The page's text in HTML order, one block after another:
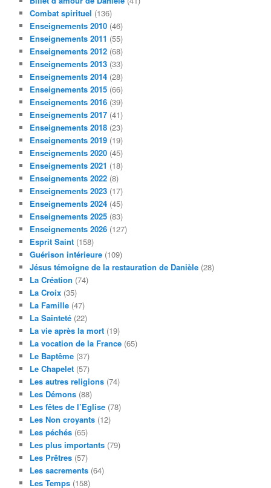
e
Combat spirituel (136)
Enseignements 2010 (46)
Enseignements 2011 (55)
Enseignements 2012 (68)
Enseignements 2013 (33)
Enseignements 2014 (28)
Enseignements 2015 (66)
Enseignements 2016 (39)
Enseignements 2017 (41)
Enseignements 2018 (23)
Enseignements 2019 (19)
Enseignements 2020 (45)
Enseignements 2021 (18)
Enseignements 2022 (8)
Enseignements 2023 (17)
Enseignements 2024 (45)
Enseignements 2025 (83)
Enseignements 2026 (127)
Esprit Saint (158)
Guérison intérieure (109)
Jésus témoigne de la restauration de Danièle (28)
La Création (74)
La Croix (35)
La Famille (47)
La Sainteté (22)
La vie après la mort (19)
La vocation de la France (65)
Le Baptême (37)
Le Chapelet (57)
Les autres religions (74)
Les Démons (88)
Les fêtes de l’Eglise (78)
Les Non croyants (12)
Les péchés (65)
Les plus importants (79)
Les Prêtres (57)
Les sacrements (64)
Les Temps (158)